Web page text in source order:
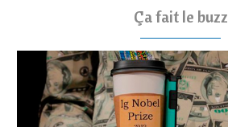
Ça fait le buzz